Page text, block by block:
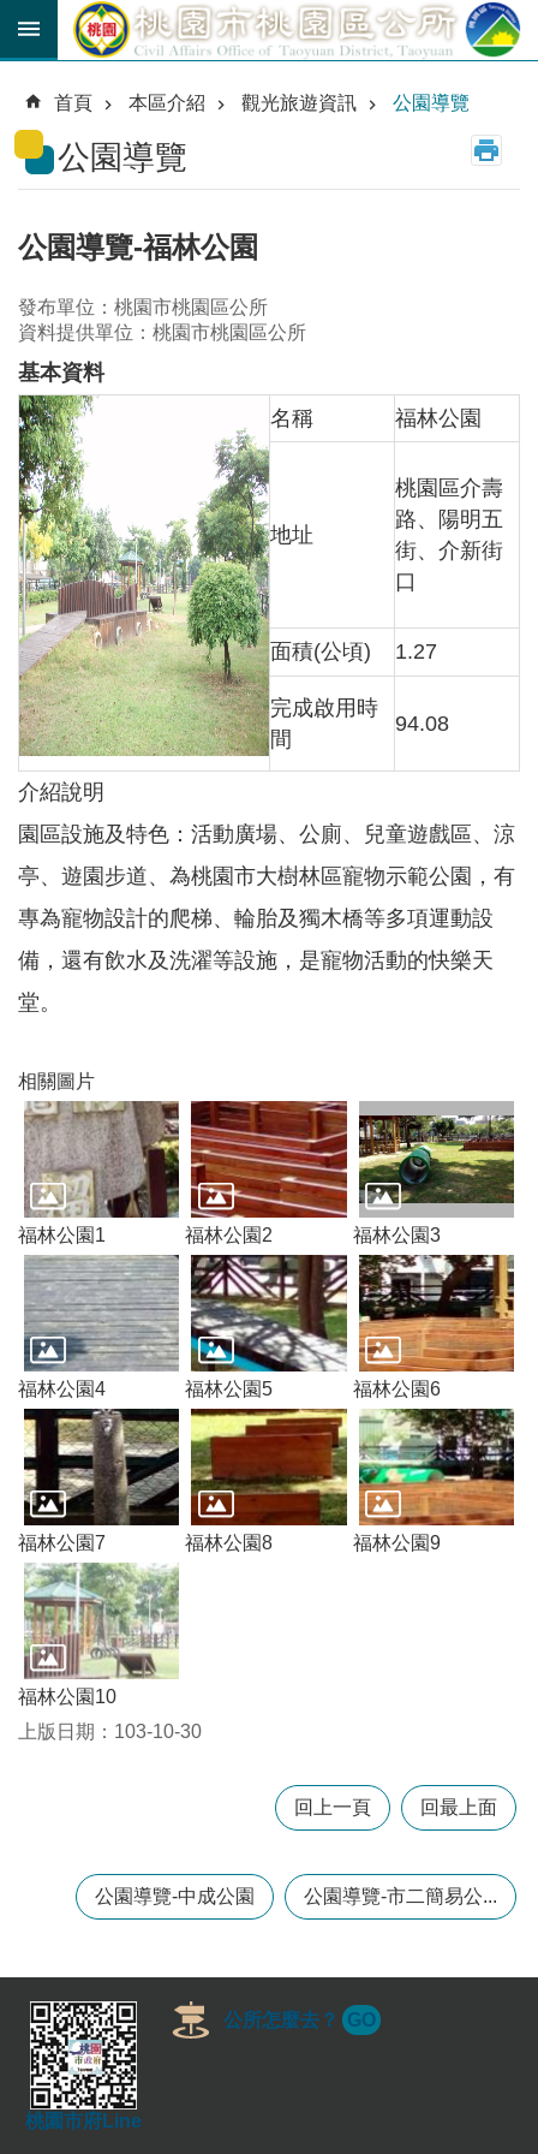
跳到主要內容區塊
育
貼
公
路
線
市
民
卡
進
階
搜
尋
本
區
介
紹
訊
息
公
告
生
活
民
資
訊
通
訊
錄
相
關
資
料
首
頁
網
站
導
覽
市
政
信
箱
常
見
問
題
隱
私
權
首頁 本區介紹 觀光旅遊資訊 公園導覽
公園導覽
公園導覽-福林公園
發布單位：桃園市桃園區公所
資料提供單位：桃園市桃園區公所
基本資料
名稱
福林公園
地址
桃園區介壽
路、陽明五
街、介新街
口
面積(公頃) 1.27
完成啟用時
間
94.08
介紹說明
園區設施及特色：活動廣場、公廁、兒童遊戲區、涼
亭、遊園步道、為桃園市大樹林區寵物示範公園，有
專為寵物設計的爬梯、輪胎及獨木橋等多項運動設
備，還有飲水及洗濯等設施，是寵物活動的快樂天
堂。
相關圖片
福林公園1 福林公園2 福林公園3
福林公園4 福林公園5 福林公園6
福林公園7 福林公園8 福林公園9
福林公園10
上版日期：103-10-30
回上一頁 回最上面
公園導覽-中成公園 公園導覽-市二簡易公...
桃園市府Line
公所怎麼去？ GO